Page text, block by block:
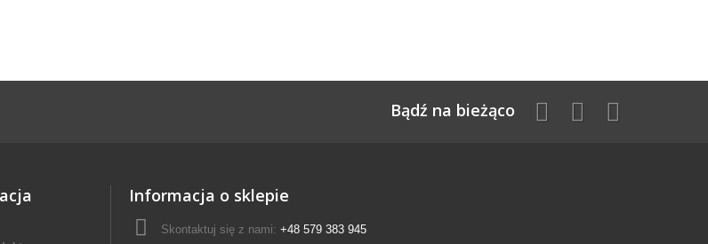
Bądź na bieżąco
Informacja o sklepie
Skontaktuj się z nami: +48 579 383 945